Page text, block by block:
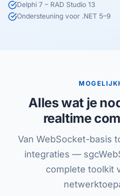
Delphi 7 – RAD Studio 13
Ondersteuning voor .NET 5–9
Alles wat je
realtime
Van WebSocket-basis
integraties —
complete toolkit